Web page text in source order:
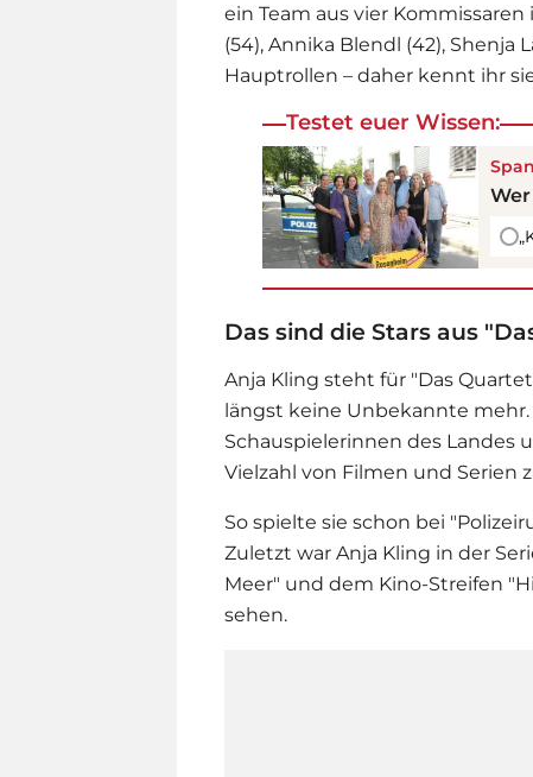
ein Team aus vier
(54), Annika Blendl (42), Shenja
Hauptrollen – daher kennt ihr
Testet euer Wissen:
Das sind die Stars aus
Anja Kling steht für "Das
längst keine Unbekannte
Schauspielerinnen des Landes
Vielzahl von Filmen und Serien
So spielte sie schon bei
Zuletzt war Anja Kling in der
Meer" und dem Kino-Streifen
sehen.